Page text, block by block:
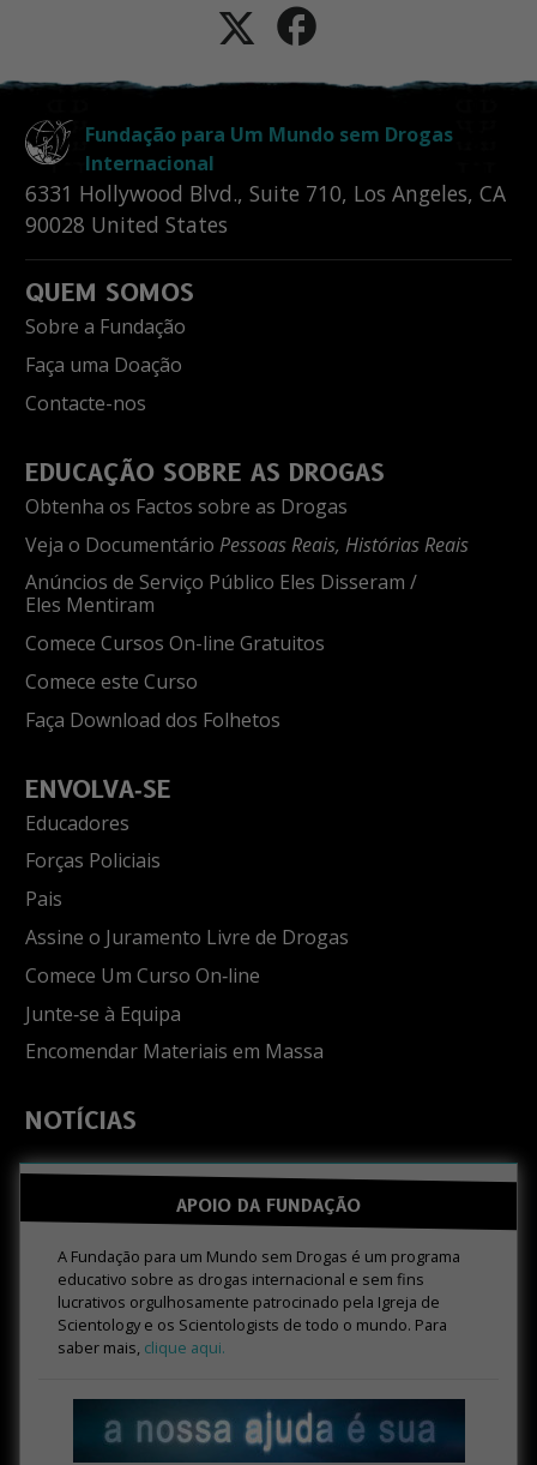
Fundação para Um Mundo sem Drogas
Internacional
6331 Hollywood Blvd., Suite 710, Los Angeles, CA
90028 United States
QUEM SOMOS
Sobre a Fundação
Faça uma Doação
Contacte-nos
EDUCAÇÃO SOBRE AS DROGAS
Obtenha os Factos sobre as Drogas
Veja o Documentário Pessoas Reais, Histórias Reais
Anúncios de Serviço Público Eles Disseram /
Eles Mentiram
Comece Cursos On-line Gratuitos
Comece este Curso
Faça Download dos Folhetos
ENVOLVA‑SE
Educadores
Forças Policiais
Pais
Assine o Juramento Livre de Drogas
Comece Um Curso On‑line
Junte‑se à Equipa
Encomendar Materiais em Massa
NOTÍCIAS
APOIO DA FUNDAÇÃO
A Fundação para um Mundo sem Drogas é um programa
educativo sobre as drogas internacional e sem fins
lucrativos orgulhosamente patrocinado pela Igreja de
Scientology e os Scientologists de todo o mundo. Para
saber mais, clique aqui.